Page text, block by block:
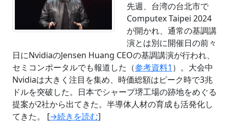
先週、台湾の台北市で
Computex Taipei 2024
が開かれ、通常の基調講
演とは別に開催日の前々
日にNvidiaのJensen Huang CEOの基調講演が行われ、
セミコンポータルでも報道した（参考資料1 ）。大会中
Nvidiaは大きく注目を集め、時価総額はピーク時で3兆
ドルを突破した。日本でシャープ堺工場の跡地をめぐる
提案が2社から出てきた。半導体人材の育成も活発化し
てきた。 [→続きを読む]